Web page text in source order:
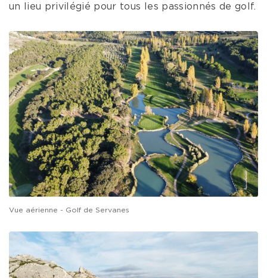
un lieu privilégié pour tous les passionnés de golf.
Vue aérienne - Golf de Servanes